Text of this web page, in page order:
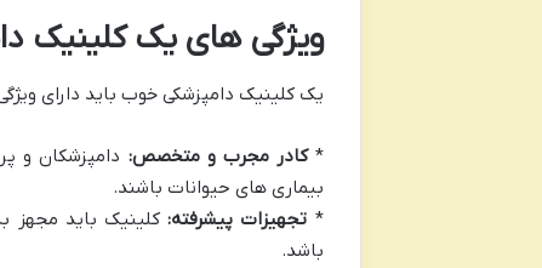
ویژگی های یک کلینیک
یک کلینیک دامپزشکی خوب باید دارای
*کادر مجرب و متخصص: دامپزشکان و
بیماری های حیوانات باشند.
* تجهیزات پیشرفته:کلینیک باید مجهز
باشد.